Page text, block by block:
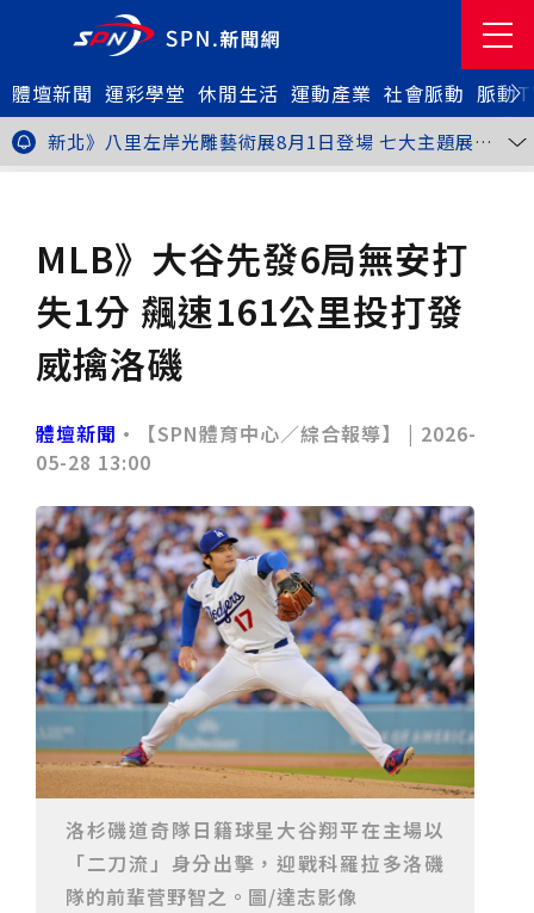
體壇新聞 運彩學堂 休閒生活 運動產業 社會脈動 脈動
金牌搖籃驚傳「球荒」！江啟臣偕運彩公會挺萬和國
中，捐贈 1800 顆羽球助小將 4 月全中運奪金
台中》15分鐘的診療，13年的堅持！ 中山醫大牙醫系
跨海義診13年
新北》八里左岸光雕藝術展8月1日登場 七大主題展區
打造夏夜光影盛宴
台中》中聯油脂案釀全民恐慌 議員張芬郁質詢轟食安稽
適圈」祕笈
台中》食安風暴擴大 中彰投苗縣市長參選人提「食安聯
防治理平台」等3主張
台中》中山醫大攜手新創登陸亞洲生技展 發表「微奈米
眼用鏡片」等13項臨床研發技術
高雄》啟用近30年迎來外觀與結構重塑 高雄旗津輪渡
站改造完工啟用
縮短藥效等待期！中山附醫引進速效抗憂鬱鼻噴劑 24
小時內見效、助重症患者重返社會
台北》首創水資源循環教育園區 民生水資再生廠環教館
正式啟用
專題人物》我不是會長，是歐巴桑！」穆閩珠自掏腰包
台中》中捷聯名VTuber活動告捷 首5日運量增24%周
邊營收破250萬
台中》看好綠美圖 大巨蛋商機！星享道攜手萬豪 打造
23名、全台醫學大學第3名
桃園市籌備115年全民運動會 體育局：預計9月前完成
重要前置作業
2026年金星最佳觀賞期將至 週五日落後仰角達全年最
高
台中》中山醫大響應「30+大學計畫」 推出餐飲經營與
高齡照護學分專班
三星伴月聯手金星近鬼宿星團 端午連假西方低空上演天
文秀
台中》端午節前勞累驚覺單側無力 攤商「亞急性腦出
血」醫籲三徵兆速就醫
台中》跨越萬里深耕20年 中山附醫協助吐瓦魯建置首
套急診檢傷系統
世足》姆巴佩梅開二度破隊史紀錄 法國3比1擊敗塞內
加爾奪世界盃開門紅
搶攻端午連假人潮 臺北天文館推銀河特展與免費劇場搶
客
台中》萬豐國小奪少棒全國冠軍 赴美參賽盼各界正視
500萬經費缺口
蕭美琴視察帛琉Malakal島開發計畫 盼深化台帛水產與
醫療合作
婦人眼角冒水皰確診帶狀皰疹 臺中醫院跨科即時診治化
解失明與腦炎危機
參山處「梨山原民歌舞與工藝體驗」6月登場 結合永續
觀光推深度部落旅遊
台中》中央挹注逾8成！蔡其昌爭取4980萬 翻新清水五
權路道路與人行步道
智慧科技解救護士的腿！中山醫大與仁寶攜手「送藥機
器人」月省醫護120公里步程
台北》污水廠變身都市綠洲！內湖運動公園全新戲水區
盛大開放 智慧預約環教體驗
嘉義》搶攻端午親子商機！嘉義縣推「沉浸式角色扮
MLB》大谷先發6局無安打
失1分 飆速161公里投打發
威擒洛磯
體壇新聞 •【SPN體育中心／綜合報導】 | 2026-
05-28 13:00
洛杉磯道奇隊日籍球星大谷翔平在主場以
「二刀流」身分出擊，迎戰科羅拉多洛磯
隊的前輩菅野智之。圖/達志影像